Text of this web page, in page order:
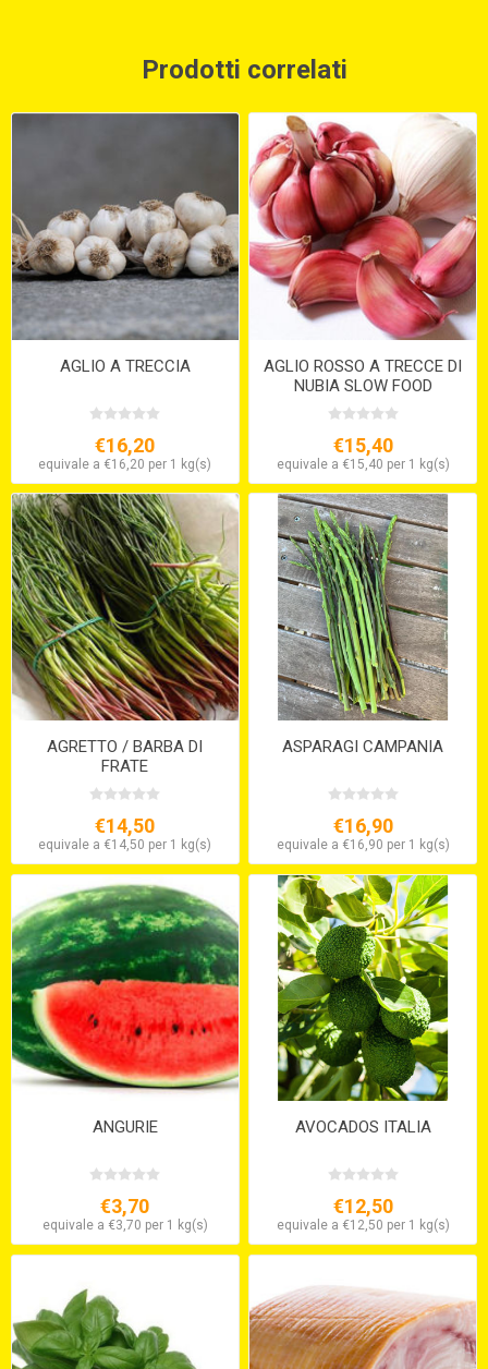
Prodotti correlati
AGLIO A TRECCIA
€16,20
equivale a €16,20 per 1 kg(s)
AGLIO ROSSO A TRECCE DI
NUBIA SLOW FOOD
€15,40
equivale a €15,40 per 1 kg(s)
AGRETTO / BARBA DI
FRATE
€14,50
equivale a €14,50 per 1 kg(s)
ASPARAGI CAMPANIA
€16,90
equivale a €16,90 per 1 kg(s)
ANGURIE
€3,70
equivale a €3,70 per 1 kg(s)
AVOCADOS ITALIA
€12,50
equivale a €12,50 per 1 kg(s)